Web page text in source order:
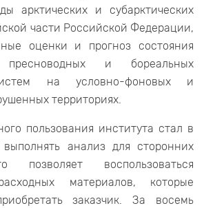
арктических и субарктических
части Российской Федерации,
оценки и прогноз состояния
пресноводных и бореальных
на условно-фоновых и
территориях.
пользования института стал в
анализ для сторонних
позволяет воспользоваться
материалов, которые
заказчик. За восемь